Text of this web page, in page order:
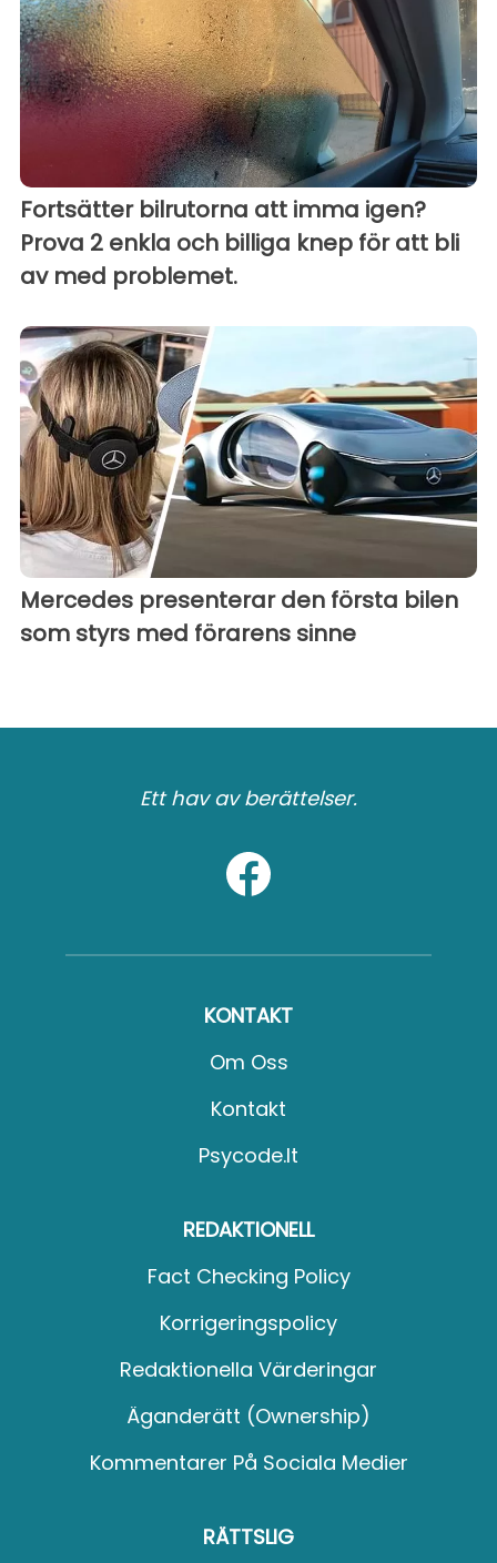
Fortsätter bilrutorna att imma igen?
Prova 2 enkla och billiga knep för att bli
av med problemet.
Mercedes presenterar den första bilen
som styrs med förarens sinne
Ett hav av berättelser.
KONTAKT
Om Oss
Kontakt
Psycode.it
REDAKTIONELL
Fact Checking Policy
Korrigeringspolicy
Redaktionella Värderingar
Äganderätt (Ownership)
Kommentarer På Sociala Medier
RÄTTSLIG